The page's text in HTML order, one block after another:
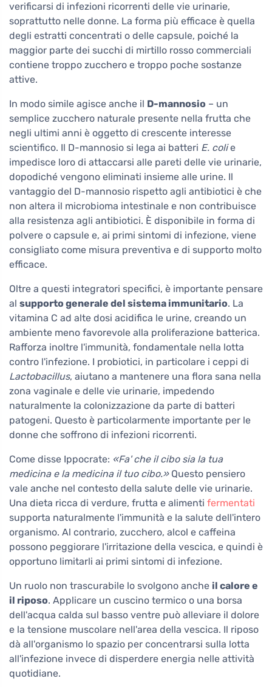
verificarsi di infezioni ricorrenti delle vie urinarie,
soprattutto nelle donne. La forma più efficace è quella
degli estratti concentrati o delle capsule, poiché la
maggior parte dei succhi di mirtillo rosso commerciali
contiene troppo zucchero e troppo poche sostanze
attive.
In modo simile agisce anche il D-mannosio – un
semplice zucchero naturale presente nella frutta che
negli ultimi anni è oggetto di crescente interesse
scientifico. Il D-mannosio si lega ai batteri E. colie
impedisce loro di attaccarsi alle pareti delle vie urinarie,
dopodiché vengono eliminati insieme alle urine. Il
vantaggio del D-mannosio rispetto agli antibiotici è che
non altera il microbioma intestinale e non contribuisce
alla resistenza agli antibiotici. È disponibile in forma di
polvere o capsule e, ai primi sintomi di infezione, viene
consigliato come misura preventiva e di supporto molto
efficace.
Oltre a questi integratori specifici, è importante pensare
al supporto generale del sistema immunitario. La
vitamina C ad alte dosi acidifica le urine, creando un
ambiente meno favorevole alla proliferazione batterica.
Rafforza inoltre l'immunità, fondamentale nella lotta
contro l'infezione. I probiotici, in particolare i ceppi di
Lactobacillus, aiutano a mantenere una flora sana nella
zona vaginale e delle vie urinarie, impedendo
naturalmente la colonizzazione da parte di batteri
patogeni. Questo è particolarmente importante per le
donne che soffrono di infezioni ricorrenti.
Come disse Ippocrate: «Fa' che il cibo sia la tua
medicina e la medicina il tuo cibo.»Questo pensiero
vale anche nel contesto della salute delle vie urinarie.
Una dieta ricca di verdure, frutta e alimenti fermentati
supporta naturalmente l'immunità e la salute dell'intero
organismo. Al contrario, zucchero, alcol e caffeina
possono peggiorare l'irritazione della vescica, e quindi è
opportuno limitarli ai primi sintomi di infezione.
Un ruolo non trascurabile lo svolgono anche il calore e
il riposo. Applicare un cuscino termico o una borsa
dell'acqua calda sul basso ventre può alleviare il dolore
e la tensione muscolare nell'area della vescica. Il riposo
dà all'organismo lo spazio per concentrarsi sulla lotta
all'infezione invece di disperdere energia nelle attività
quotidiane.